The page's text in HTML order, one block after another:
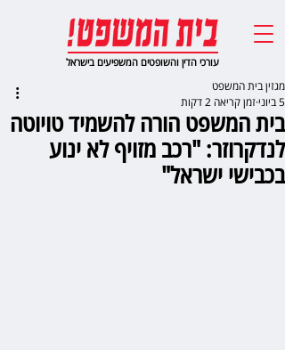
עורכי הדין והשופטים המשפיעים בישראל
בית המשפט הורה להשמיד טויוטה
לנדקרוזר: "רכב מזויף לא ינוע
בכבישי ישראל"
מגזין בית המשפט
5 ביוני
זמן קריאה 2 דקות